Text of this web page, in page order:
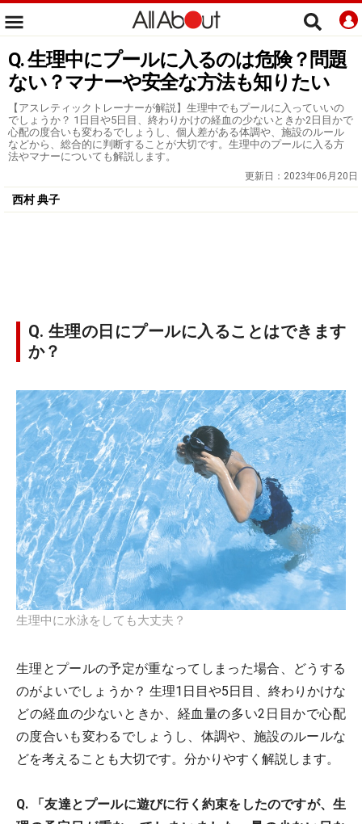
Q. 生理中にプールに入るのは危険？問題
ない？マナーや安全な方法も知りたい
【アスレティックトレーナーが解説】生理中でもプールに入っていいの
でしょうか？ 1日目や5日目、終わりかけの経血の少ないときか2日目かで
心配の度合いも変わるでしょうし、個人差がある体調や、施設のルール
などから、総合的に判断することが大切です。生理中のプールに入る方
法やマナーについても解説します。
更新日： 2023年06月20日
西村 典子
Q. 生理の日にプールに入ることはできます
か？
生理中に水泳をしても大丈夫？
生理とプールの予定が重なってしまった場合、どうする
のがよいでしょうか？ 生理1日目や5日目、終わりかけな
どの経血の少ないときか、経血量の多い2日目かで心配
の度合いも変わるでしょうし、体調や、施設のルールな
どを考えることも大切です。分かりやすく解説します。
Q. 「友達とプールに遊びに行く約束をしたのですが、生